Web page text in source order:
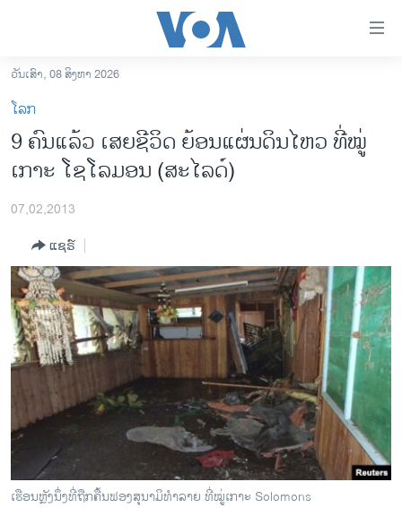
ເຂົ້າ
ຫາ
ຂ້າມ
ຂ້າມ
ຫາ
ລາວ
ອາເມຣິກາ
ຂ່າວ​ຈີນ
ໂລກ
ເອເຊຍ
ອິດສະຫຼະພາບດ້ານການຂ່າວ
ຊີວິດຊາວລາວ
ຊຸມຊົນຊາວລາວ
ວິທະຍາສາດ-ເທັກໂນໂລຈີ
ທຸລະກິດ
ພາສາອັງກິດ
ວັນເສົາ, 08 ສິງຫາ 2026
ໂລກ
9 ຄົນແລ້ວ ເສຍຊີວິດ ຍ້ອນແຜ່ນດິນໄຫວ ທີ່ໝູ່
ເກາະ ໂຊໂລມອນ (ສະໄລດ໌)
07,02,2013
ແຊຣ໌
ເຮືອນຫຼັງນຶ່ງທີ່ຖືກຄື້ນຟອງສຸນາມິທໍາລາຍ ທີ່ໝູ່ເກາະ Solomons